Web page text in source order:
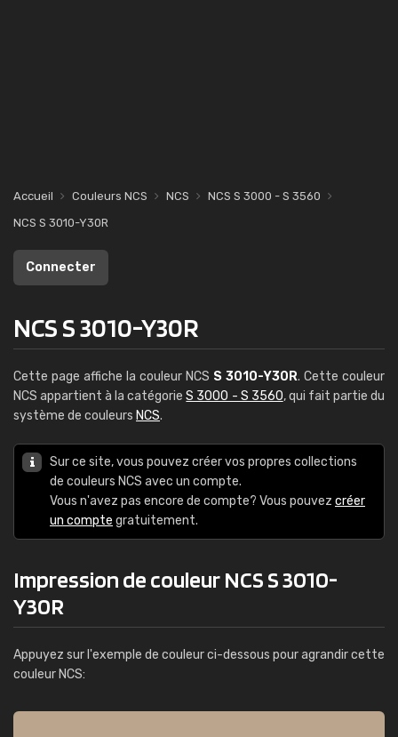
Accueil Couleurs NCS NCS
NCS S 3000 - S 3560
NCS S 3010-Y30R
Connecter
NCS S 3010-Y30R
Cette page affiche la couleur NCS S 3010-Y30R. Cette couleur
NCS appartient à la catégorieS 3000 - S 3560, qui fait partie du
système de couleurs NCS.
Sur ce site, vous pouvez créer vos propres collections
de couleurs NCS avec un compte.
Vous n'avez pas encore de compte? Vous pouvez créer
un compte gratuitement.
Impression de couleur NCS S 3010-
Y30R
Appuyez sur l'exemple de couleur ci-dessous pour agrandir cette
couleur NCS: